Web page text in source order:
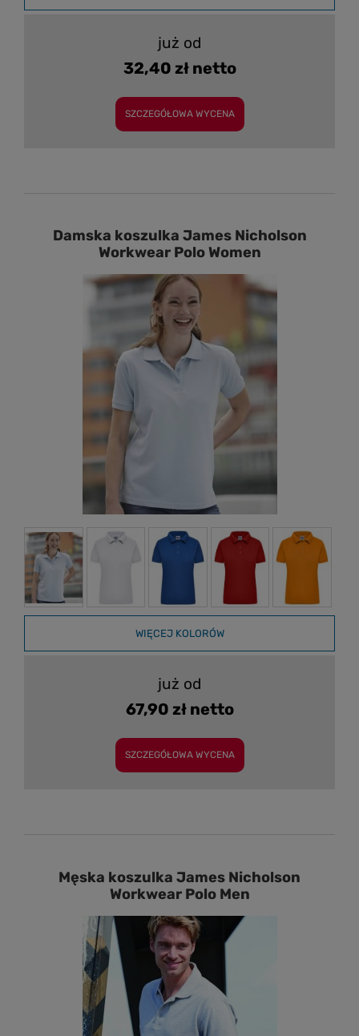
już od
32,40 zł netto
SZCZEGÓŁOWA WYCENA
Damska koszulka James Nicholson
Workwear Polo Women
WIĘCEJ KOLORÓW
już od
67,90 zł netto
SZCZEGÓŁOWA WYCENA
Męska koszulka James Nicholson
Workwear Polo Men